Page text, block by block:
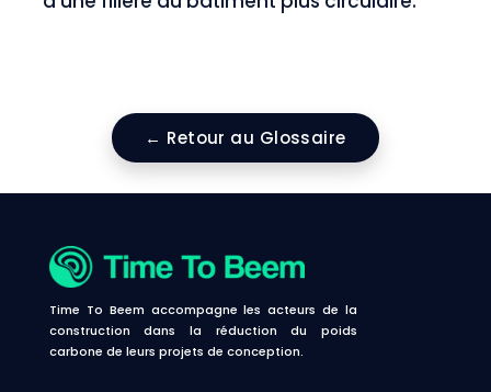
← Retour au Glossaire
Time To Beem accompagne les acteurs de la
construction dans la réduction du poids
carbone de leurs projets de conception.